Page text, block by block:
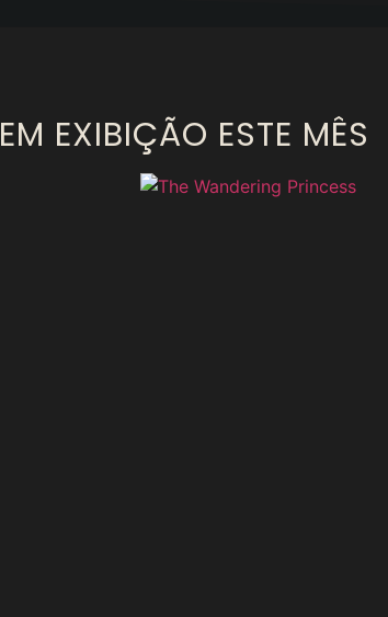
EM EXIBIÇÃO ESTE MÊS